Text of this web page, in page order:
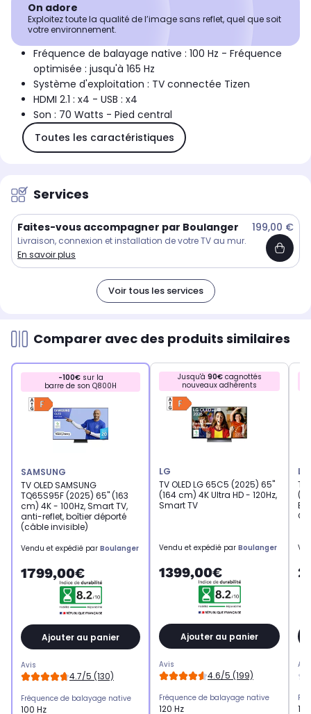
On adore
Exploitez toute la qualité de l’image sans reflet, quel que soit
votre environnement.
Fréquence de balayage native : 100 Hz - Fréquence
optimisée : jusqu'à 165 Hz
Système d'exploitation : TV connectée Tizen
HDMI 2.1 : x4 - USB : x4
Son : 70 Watts - Pied central
Toutes les caractéristiques
Services
Faites-vous accompagner par Boulanger 199,00 €
Livraison, connexion et installation de votre TV au mur.
En savoir plus
Voir tous les services
Comparer avec des produits similaires
-100€sur la
barre de son Q800H
SAMSUNG
TV OLED SAMSUNG
TQ65S95F (2025) 65" (163
cm) 4K - 100Hz, Smart TV,
anti-reflet, boîtier déporté
(câble invisible)
Vendu et expédié par Boulanger
1799,00€
Ajouter au panier
Avis
4.7/5 (130)
Fréquence de balayage native
100 Hz
Jusqu'à 90€cagnottés
nouveaux adhérents
LG
TV OLED LG 65C5 (2025) 65"
(164 cm) 4K Ultra HD - 120Hz,
Smart TV
Vendu et expédié par Boulanger
1399,00€
Ajouter au panier
Avis
4.6/5 (199)
Fréquence de balayage native
120 Hz
LG
TV